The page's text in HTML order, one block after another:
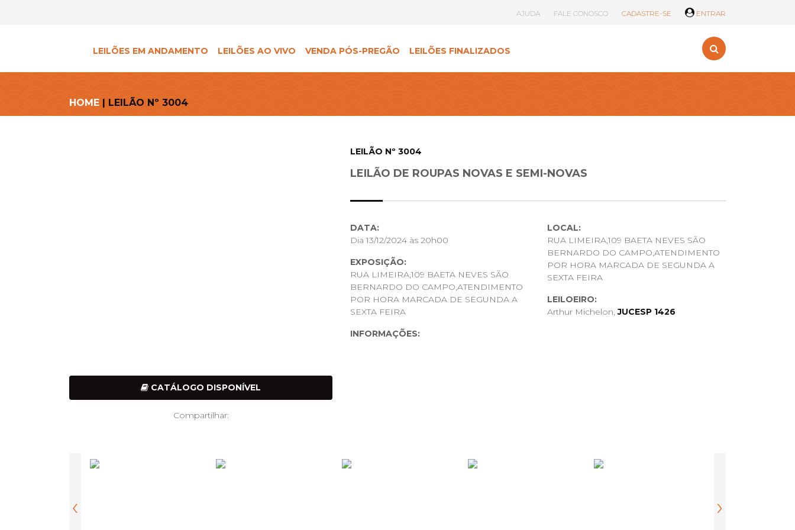
AJUDA FALE CONOSCO CADASTRE-SE ENTRAR
LEILÕES EM ANDAMENTO LEILÕES AO VIVO VENDA PÓS-PREGÃO LEILÕES FINALIZADOS
HOME | LEILÃO Nº 3004
CATÁLOGO DISPONÍVEL
Compartilhar:
LEILÃO Nº 3004
LEILÃO DE ROUPAS NOVAS E SEMI-NOVAS
DATA:
Dia 13/12/2024 às 20h00
EXPOSIÇÃO:
RUA LIMEIRA,109 BAETA NEVES SÃO
BERNARDO DO CAMPO,ATENDIMENTO
POR HORA MARCADA DE SEGUNDA A
SEXTA FEIRA
LOCAL:
RUA LIMEIRA,109 BAETA NEVES SÃO
BERNARDO DO CAMPO,ATENDIMENTO
POR HORA MARCADA DE SEGUNDA A
SEXTA FEIRA
LEILOEIRO:
Arthur Michelon,JUCESP 1426
INFORMAÇÕES:
CONTATO POR E-MAIL OU WHATSAPP E ENVIAREMOS MAIS
FOTOS OU VÍDEOS, DESDE DE JÁ AGRADECEMOS A
devem ser retirados em até 5 dias úteis sob pena de, após este prazo, multa diária de
‹ ›